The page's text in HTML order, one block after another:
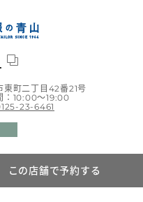
東町二丁目42番21号
：10:00～19:00
23-6461
この店舗で予約する